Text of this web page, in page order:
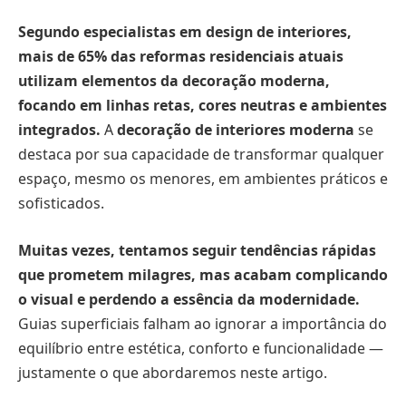
Segundo especialistas em design de interiores,
mais de 65% das reformas residenciais atuais
utilizam elementos da decoração moderna,
focando em linhas retas, cores neutras e ambientes
integrados. Adecoração de interiores moderna se
destaca por sua capacidade de transformar qualquer
espaço, mesmo os menores, em ambientes práticos e
sofisticados.
Muitas vezes, tentamos seguir tendências rápidas
que prometem milagres, mas acabam complicando
o visual e perdendo a essência da modernidade.
Guias superficiais falham ao ignorar a importância do
equilíbrio entre estética, conforto e funcionalidade —
justamente o que abordaremos neste artigo.